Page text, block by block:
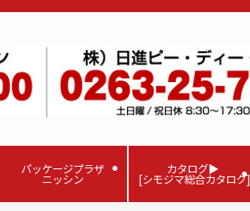
パッケージプラザ
ニッシン
カタログ▶
[シモジマ総合カタログ]